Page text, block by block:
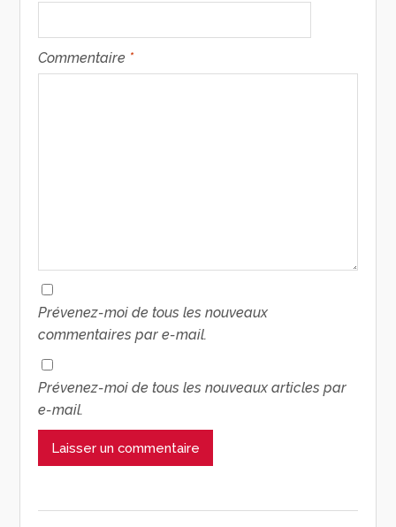
Commentaire *
Prévenez-moi de tous les nouveaux
commentaires par e-mail.
Prévenez-moi de tous les nouveaux articles par
e-mail.